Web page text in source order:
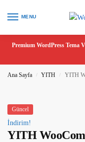
MENU
Premium WordPress Tema
Ana Sayfa / YITH / YITH
Güncel
İndirim!
YITH